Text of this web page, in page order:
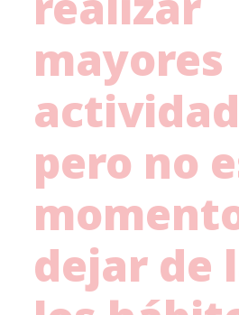
mayores
pero no
dejar de